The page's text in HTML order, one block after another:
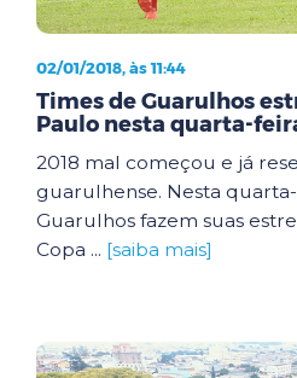
02/01/2018, às 11:44
Times de Guarulhos
Paulo nesta quarta-
2018 mal começou e já
guarulhense. Nesta
Guarulhos fazem suas
Copa ... [saiba mais]